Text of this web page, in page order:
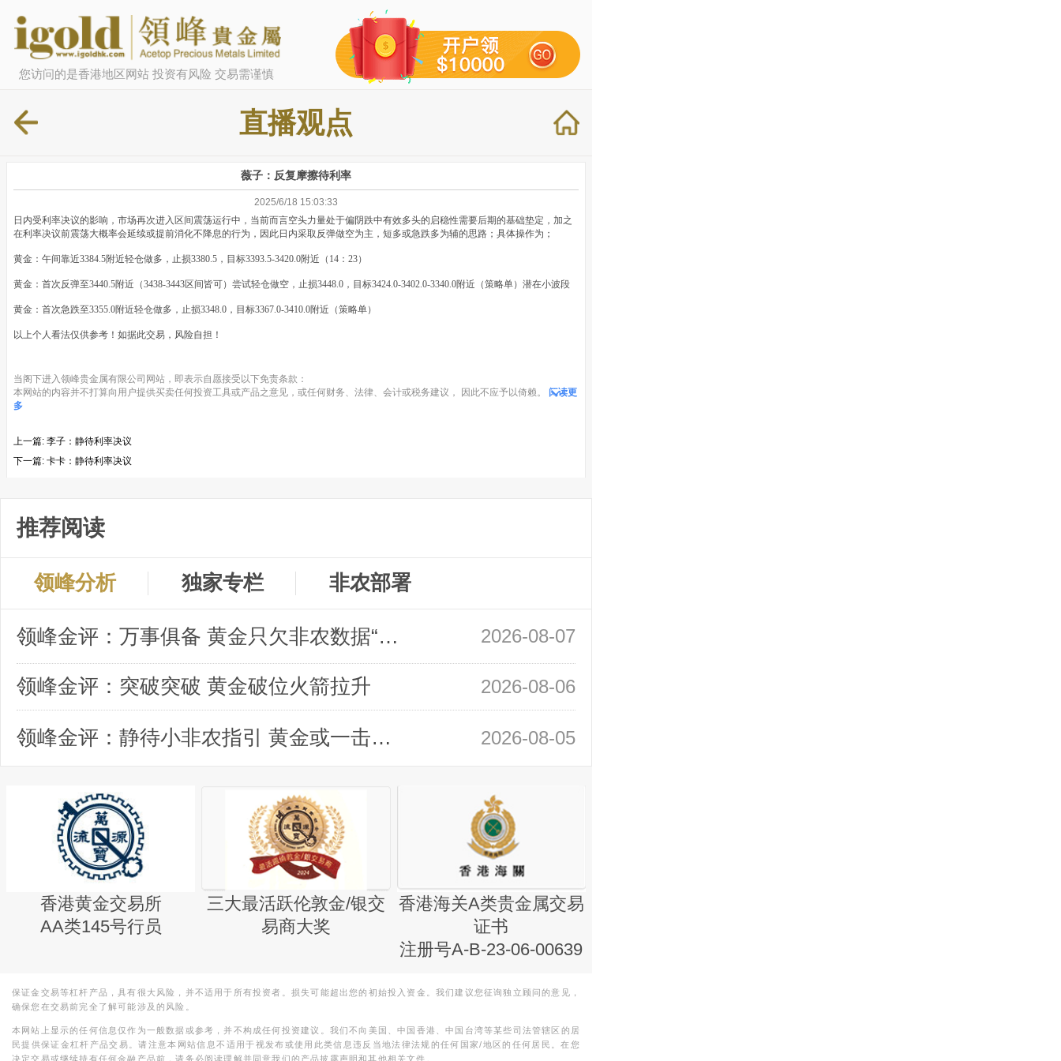
您访问的是香港地区网站 投资有风险 交易需谨慎
直播观点
薇子：反复摩擦待利率
2025/6/18 15:03:33
日内受利率决议的影响，市场再次进入区间震荡运行中，当前而言空头力量处于偏阴跌中有效多头的启稳性需要后期的基础垫定，加之
在利率决议前震荡大概率会延续或提前消化不降息的行为，因此日内采取反弹做空为主，短多或急跌多为辅的思路；具体操作为；
黄金：午间靠近3384.5附近轻仓做多，止损3380.5，目标3393.5-3420.0附近（14：23）
黄金：首次反弹至3440.5附近（3438-3443区间皆可）尝试轻仓做空，止损3448.0，目标3424.0-3402.0-3340.0附近（策略单）潜在小波段
黄金：首次急跌至3355.0附近轻仓做多，止损3348.0，目标3367.0-3410.0附近（策略单）
以上个人看法仅供参考！如据此交易，风险自担！
当阁下进入领峰贵金属有限公司网站，即表示自愿接受以下免责条款：
本网站的内容并不打算向用户提供买卖任何投资工具或产品之意见，或任何财务、法律、会计或税务建议， 因此不应予以倚赖。
阅读更
多
上一篇: 李子：静待利率决议
下一篇: 卡卡：静待利率决议
推荐阅读
领峰分析 独家专栏 非农部署
领峰金评：万事俱备 黄金只欠非农数据“东风” 2026-08-07
领峰金评：突破突破 黄金破位火箭拉升 2026-08-06
领峰金评：静待小非农指引 黄金或一击破局 2026-08-05
香港黄金交易所
AA类145号行员
三大最活跃伦敦金/银交
易商大奖
香港海关A类贵金属交易
证书
注册号A-B-23-06-00639
保证金交易等杠杆产品，具有很大风险，并不适用于所有投资者。损失可能超出您的初始投入资金。我们建议您征询独立顾问的意见，
确保您在交易前完全了解可能涉及的风险。
本网站上显示的任何信息仅作为一般数据或参考，并不构成任何投资建议。我们不向美国、中国香港、中国台湾等某些司法管辖区的居
民提供保证金杠杆产品交易。请注意本网站信息不适用于视发布或使用此类信息违反当地法律法规的任何国家/地区的任何居民。在您
决定交易或继续持有任何金融产品前，请务必阅读理解并同意我们的产品披露声明和其他相关文件。